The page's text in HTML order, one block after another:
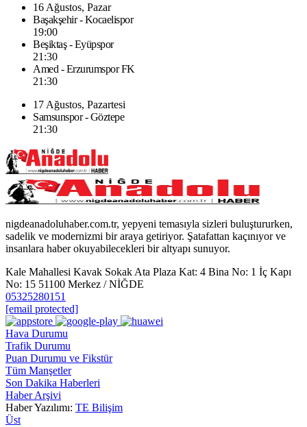
16 Ağustos, Pazar
Başakşehir - Kocaelispor
19:00
Beşiktaş - Eyüpspor
21:30
Amed - Erzurumspor FK
21:30
17 Ağustos, Pazartesi
Samsunspor - Göztepe
21:30
nigdeanadoluhaber.com.tr, yepyeni temasıyla sizleri buluştururken,
sadelik ve modernizmi bir araya getiriyor. Şatafattan kaçınıyor ve
insanlara haber okuyabilecekleri bir altyapı sunuyor.
Kale Mahallesi Kavak Sokak Ata Plaza Kat: 4 Bina No: 1 İç Kapı
No: 15 51100 Merkez / NİĞDE
05325280151
[email protected]
Hava Durumu
Trafik Durumu
Puan Durumu ve Fikstür
Tüm Manşetler
Son Dakika Haberleri
Haber Arşivi
Haber Yazılımı: TE Bilişim
Üst